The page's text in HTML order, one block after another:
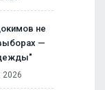
не
—
2026